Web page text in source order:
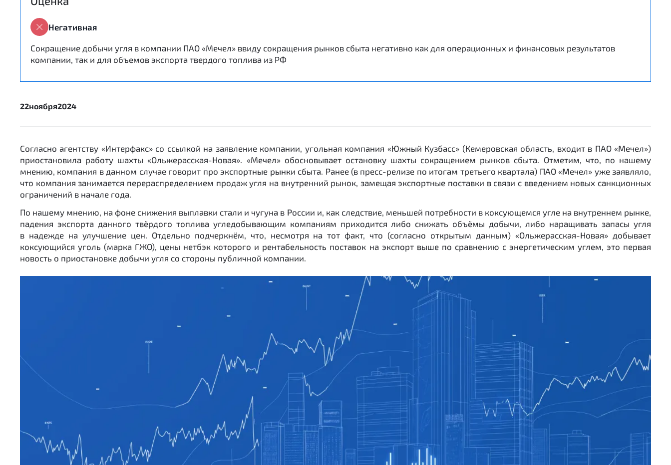
Негативная
Сокращение добычи угля в компании ПАО «Мечел» ввиду сокращения рынков сбыта негативно как для операционных и финансовых результатов
компании, так и для объемов экспорта твердого топлива из РФ
22ноября2024
Согласно агентству «Интерфакс» со ссылкой на заявление компании, угольная компания «Южный Кузбасс» (Кемеровская область, входит в ПАО «Мечел»)
приостановила работу шахты «Ольжерасская-Новая». «Мечел» обосновывает остановку шахты сокращением рынков сбыта. Отметим, что, по нашему
мнению, компания в данном случае говорит про экспортные рынки сбыта. Ранее (в пресс-релизе по итогам третьего квартала) ПАО «Мечел» уже заявляло,
что компания занимается перераспределением продаж угля на внутренний рынок, замещая экспортные поставки в связи с введением новых санкционных
ограничений в начале года.
По нашему мнению, на фоне снижения выплавки стали и чугуна в России и, как следствие, меньшей потребности в коксующемся угле на внутреннем рынке,
падения экспорта данного твёрдого топлива угледобывающим компаниям приходится либо снижать объёмы добычи, либо наращивать запасы угля
в надежде на улучшение цен. Отдельно подчеркнём, что, несмотря на тот факт, что (согласно открытым данным) «Ольжерасская-Новая» добывает
коксующийся уголь (марка ГЖО), цены нетбэк которого и рентабельность поставок на экспорт выше по сравнению с энергетическим углем, это первая
новость о приостановке добычи угля со стороны публичной компании.